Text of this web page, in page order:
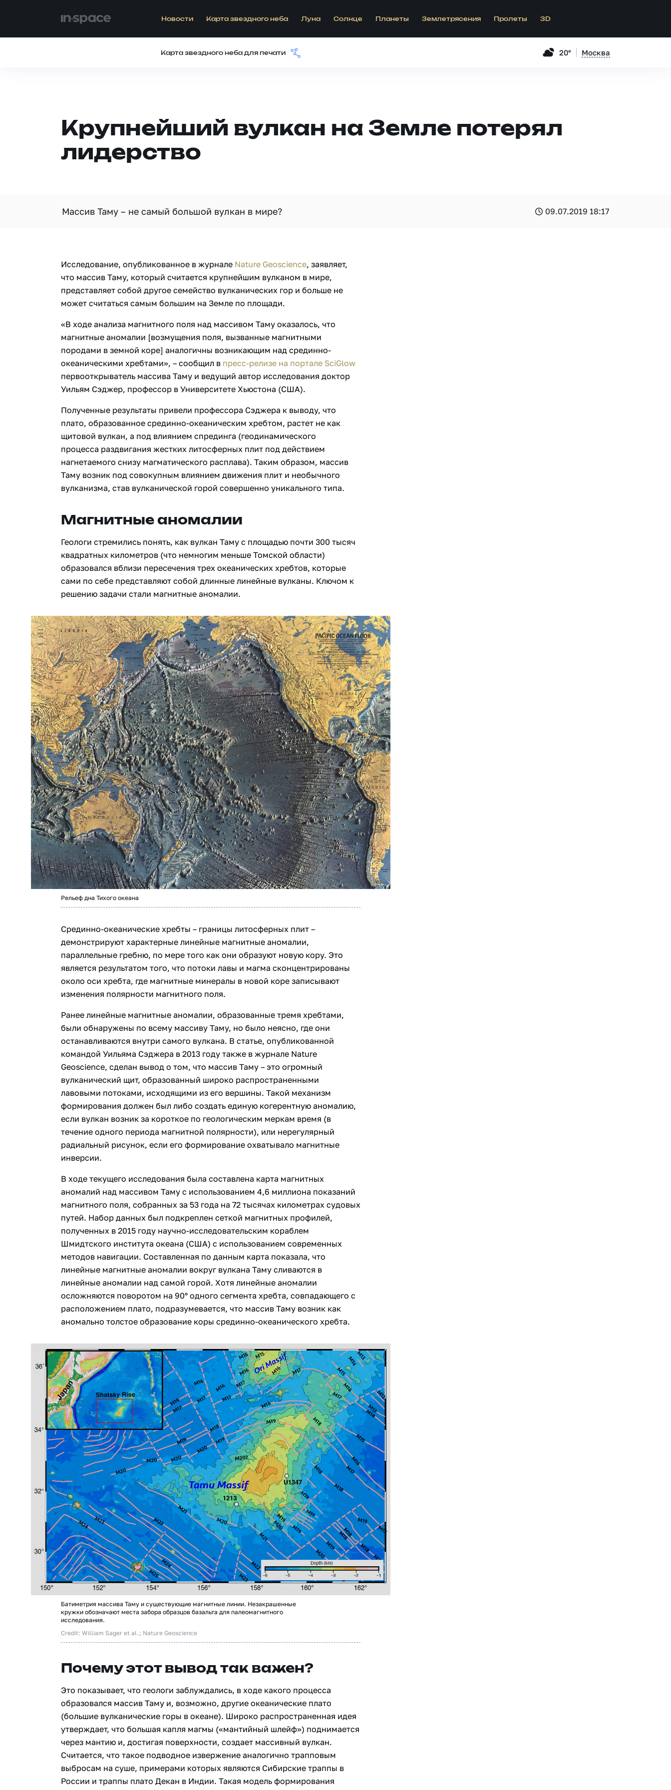
Новости Карта звездного неба Луна Солнце Планеты Землетрясения Пролеты 3D
Карта звездного неба для печати 20° Москва
Крупнейший вулкан на Земле потерял
лидерство
Массив Таму – не самый большой вулкан в мире? 09.07.2019 18:17
Исследование, опубликованное в журнале Nature Geoscience, заявляет,
что массив Таму, который считается крупнейшим вулканом в мире,
представляет собой другое семейство вулканических гор и больше не
может считаться самым большим на Земле по площади.
«В ходе анализа магнитного поля над массивом Таму оказалось, что
магнитные аномалии [возмущения поля, вызванные магнитными
породами в земной коре] аналогичны возникающим над срединно-
океаническими хребтами», – сообщил в пресс-релизе на портале SciGlow
первооткрыватель массива Таму и ведущий автор исследования доктор
Уильям Сэджер, профессор в Университете Хьюстона (США).
Полученные результаты привели профессора Сэджера к выводу, что
плато, образованное срединно-океаническим хребтом, растет не как
щитовой вулкан, а под влиянием спрединга (геодинамического
процесса раздвигания жестких литосферных плит под действием
нагнетаемого снизу магматического расплава). Таким образом, массив
Таму возник под совокупным влиянием движения плит и необычного
вулканизма, став вулканической горой совершенно уникального типа.
Магнитные аномалии
Геологи стремились понять, как вулкан Таму с площадью почти 300 тысяч
квадратных километров (что немногим меньше Томской области)
образовался вблизи пересечения трех океанических хребтов, которые
сами по себе представляют собой длинные линейные вулканы. Ключом к
решению задачи стали магнитные аномалии.
Рельеф дна Тихого океана
Срединно-океанические хребты – границы литосферных плит –
демонстрируют характерные линейные магнитные аномалии,
параллельные гребню, по мере того как они образуют новую кору. Это
является результатом того, что потоки лавы и магма сконцентрированы
около оси хребта, где магнитные минералы в новой коре записывают
изменения полярности магнитного поля.
Ранее линейные магнитные аномалии, образованные тремя хребтами,
были обнаружены по всему массиву Таму, но было неясно, где они
останавливаются внутри самого вулкана. В статье, опубликованной
командой Уильяма Сэджера в 2013 году также в журнале Nature
Geoscience, сделан вывод о том, что массив Таму – это огромный
вулканический щит, образованный широко распространенными
лавовыми потоками, исходящими из его вершины. Такой механизм
формирования должен был либо создать единую когерентную аномалию,
если вулкан возник за короткое по геологическим меркам время (в
течение одного периода магнитной полярности), или нерегулярный
радиальный рисунок, если его формирование охватывало магнитные
инверсии.
В ходе текущего исследования была составлена ​​карта магнитных
аномалий над массивом Таму с использованием 4,6 миллиона показаний
магнитного поля, собранных за 53 года на 72 тысячах километрах судовых
путей. Набор данных был подкреплен сеткой магнитных профилей,
полученных в 2015 году научно-исследовательским кораблем
Шмидтского института океана (США) с использованием современных
методов навигации. Составленная по данным карта показала, что
линейные магнитные аномалии вокруг вулкана Таму сливаются в
линейные аномалии над самой горой. Хотя линейные аномалии
осложняются поворотом на 90° одного сегмента хребта, совпадающего с
расположением плато, подразумевается, что массив Таму возник как
аномально толстое образование коры срединно-океанического хребта.
Батиметрия массива Таму и существующие магнитные линии. Незакрашенные
кружки обозначают места забора образцов базальта для палеомагнитного
исследования.
Credit: William Sager et al.; Nature Geoscience
Почему этот вывод так важен?
Это показывает, что геологи заблуждались, в ходе какого процесса
образовался массив Таму и, возможно, другие океанические плато
(большие вулканические горы в океане). Широко распространенная идея
утверждает, что большая капля магмы («мантийный шлейф») поднимается
через мантию и, достигая поверхности, создает массивный вулкан.
Считается, что такое подводное извержение аналогично трапповым
выбросам на суше, примерами которых являются Сибирские траппы в
России и траппы плато Декан в Индии. Такая модель формирования